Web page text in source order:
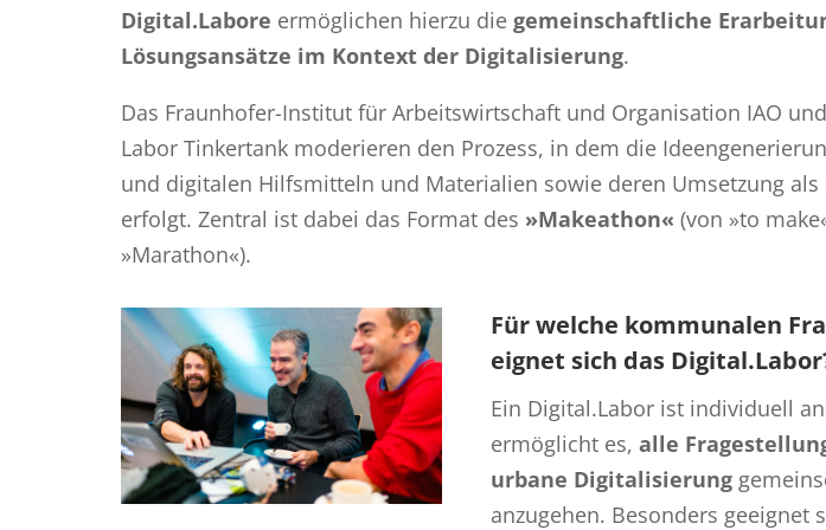
Digital.Labore ermöglichen hierzu die gemeinschaftliche
Lösungsansätze im Kontext der Digitalisierung.
Das Fraunhofer-Institut für Arbeitswirtschaft und Organisation IAO
Labor Tinkertank moderieren den Prozess, in dem die
und digitalen Hilfsmitteln und Materialien sowie deren Umsetzung als
erfolgt. Zentral ist dabei das Format des »Makeathon« (von »to
»Marathon«).
Für welche kommunalen
eignet sich das
Ein Digital.Labor ist individuell
ermöglicht es, alle
urbane Digitalisierung
anzugehen. Besonders geeignet